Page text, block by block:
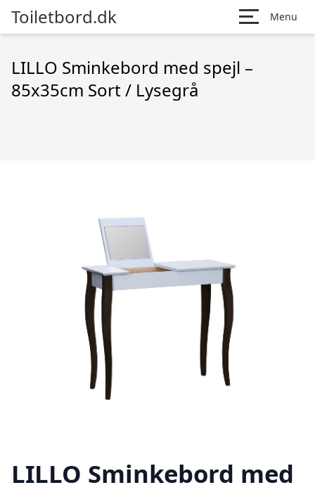
Toiletbord.dk Menu
LILLO Sminkebord med spejl –
85x35cm Sort / Lysegrå
LILLO Sminkebord med